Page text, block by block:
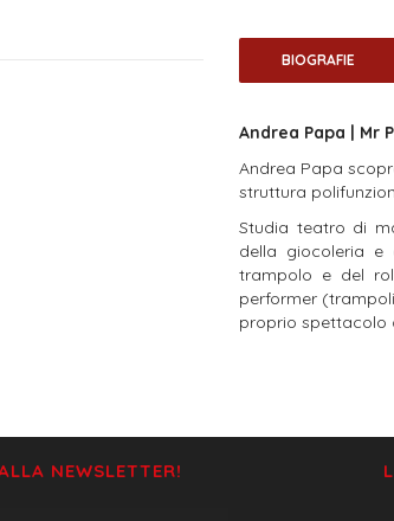
BIOGRAFIE
Andrea Papa | Mr
Andrea Papa
struttura
Studia teatro di
della giocoleria e
trampolo e del
performer
proprio spettacolo
NEWSLETTER!